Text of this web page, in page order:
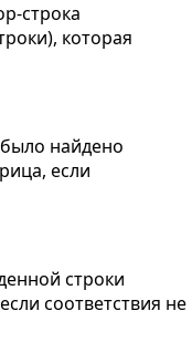
строка
которая
было найдено
если
строки
соответствия не